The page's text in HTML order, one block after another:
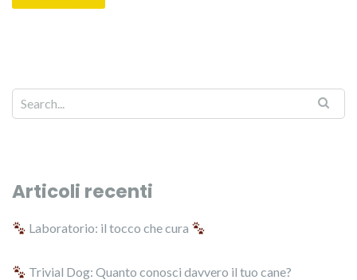
Articoli recenti
Laboratorio: il tocco che cura
Trivial Dog: Quanto conosci davvero il tuo cane?